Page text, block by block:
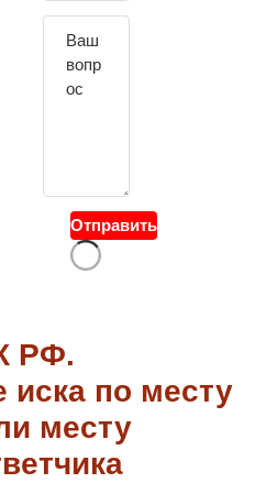
Отправить
РФ.
по месту
месту